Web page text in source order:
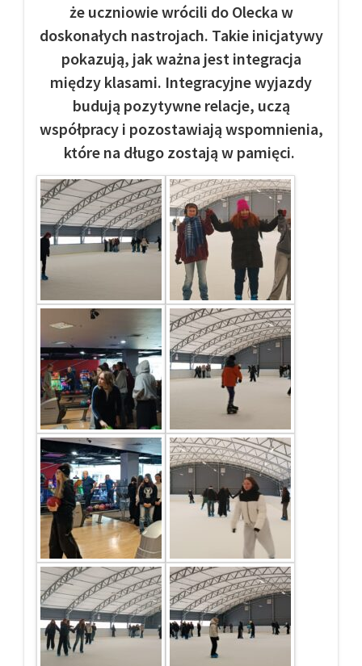
że uczniowie wrócili do Olecka w
doskonałych nastrojach. Takie inicjatywy
pokazują, jak ważna jest integracja
między klasami. Integracyjne wyjazdy
budują pozytywne relacje, uczą
współpracy i pozostawiają wspomnienia,
które na długo zostają w pamięci.